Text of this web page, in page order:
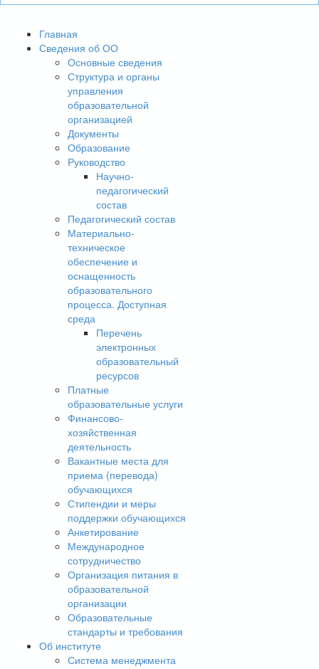
Главная
Сведения об ОО
Основные сведения
Структура и органы
управления
образовательной
организацией
Документы
Образование
Руководство
Научно-
педагогический
состав
Педагогический состав
Материально-
техническое
обеспечение и
оснащенность
образовательного
процесса. Доступная
среда
Перечень
электронных
образовательный
ресурсов
Платные
образовательные услуги
Финансово-
хозяйственная
деятельность
Вакантные места для
приема (перевода)
обучающихся
Стипендии и меры
поддержки обучающихся
Анкетирование
Международное
сотрудничество
Организация питания в
образовательной
организации
Образовательные
стандарты и требования
Об институте
Система менеджмента